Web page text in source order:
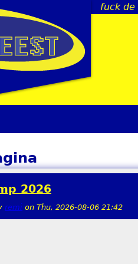
fuck de
2026
remi on Thu, 2026-08-06 21:42